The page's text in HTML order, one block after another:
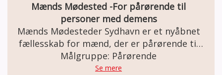
Mødestedet holder til hos Ajax København,
Enghavevej 90, 2450 København SV.
Mænds Mødested -For pårørende til
personer med demens
Mænds Mødesteder Sydhavn er et nyåbnet
fællesskab for mænd, der er pårørende til
en person med demens. Det nye fællesskab
er et uforpligtende frirum, hvor mænd kan
Målgruppe: Pårørende
Se mere